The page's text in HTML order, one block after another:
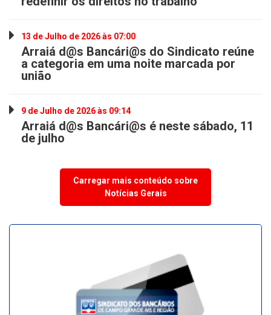
13 de Julho de 2026 às 07:00
Arraiá d@s Bancári@s do Sindicato reúne
a categoria em uma noite marcada por
união
9 de Julho de 2026 às 09:14
Arraiá d@s Bancári@s é neste sábado, 11
de julho
Carregar mais conteúdo sobre
Notícias Gerais